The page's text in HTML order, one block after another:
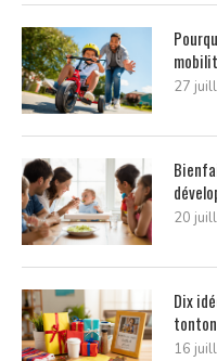
27
20
Dix
16